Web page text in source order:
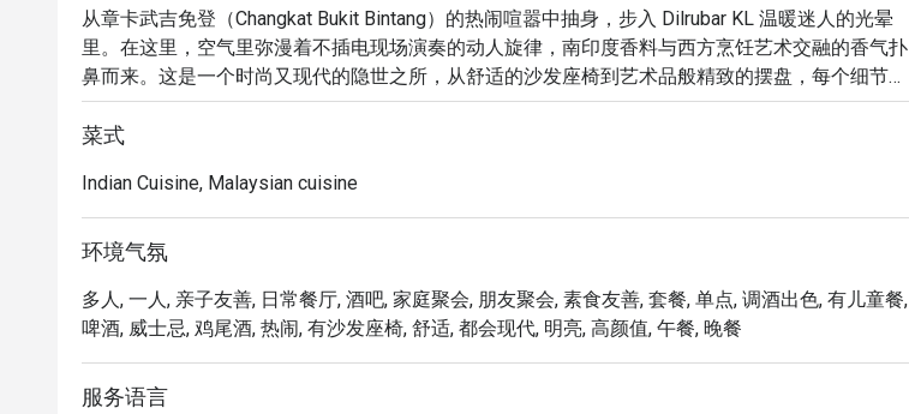
从章卡武吉免登（Changkat Bukit Bintang）的热闹喧嚣中抽身，步入 Dilrubar KL 温暖迷人的光晕
里。在这里，空气里弥漫着不插电现场演奏的动人旋律，南印度香料与西方烹饪艺术交融的香气扑
鼻而来。这是一个时尚又现代的隐世之所，从舒适的沙发座椅到艺术品般精致的摆盘，每个细节都
邀请您在此放松身心，享受惬意时光。这不仅是一顿饭，更是一场在吉隆坡市中心，充满活力、风
味至上的感官盛宴。
无论您是来享用一顿简便的晚餐，还是想在此流连整晚，以下是它令人难忘的魅力所在：
「创意融合风味」：一份充满巧思的菜单，将南印度料理的精髓与现代西方烹饪技巧趣味融合。
造出完美而充满活力的情调。
「匠心吧台创作」：丰富多样的饮品选择，从精心调制的鸡尾酒、优质的葡萄酒单，到醇厚香浓的
咖啡，一应俱全。
菜式
Indian Cuisine, Malaysian cuisine
环境气氛
多人, 一人, 亲子友善, 日常餐厅, 酒吧, 家庭聚会, 朋友聚会, 素食友善, 套餐, 单点, 调酒出色, 有儿童餐,
啤酒, 威士忌, 鸡尾酒, 热闹, 有沙发座椅, 舒适, 都会现代, 明亮, 高颜值, 午餐, 晚餐
服务语言